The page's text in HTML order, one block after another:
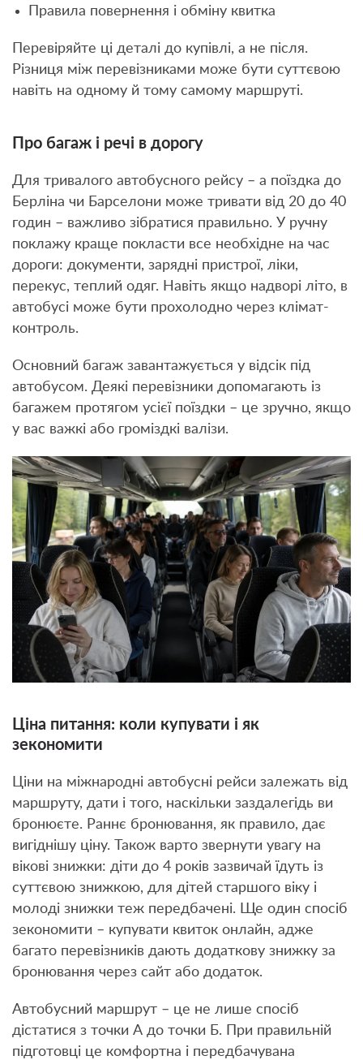
Правила повернення і обміну квитка
Перевіряйте ці деталі до купівлі, а не після.
Різниця між перевізниками може бути суттєвою
навіть на одному й тому самому маршруті.
Про багаж і речі в дорогу
Для тривалого автобусного рейсу – а поїздка до
Берліна чи Барселони може тривати від 20 до 40
годин – важливо зібратися правильно. У ручну
поклажу краще покласти все необхідне на час
дороги: документи, зарядні пристрої, ліки,
перекус, теплий одяг. Навіть якщо надворі літо, в
автобусі може бути прохолодно через клімат-
контроль.
Основний багаж завантажується у відсік під
автобусом. Деякі перевізники допомагають із
багажем протягом усієї поїздки – це зручно, якщо
у вас важкі або громіздкі валізи.
Ціна питання: коли купувати і як
зекономити
Ціни на міжнародні автобусні рейси залежать від
маршруту, дати і того, наскільки заздалегідь ви
бронюєте. Раннє бронювання, як правило, дає
вигіднішу ціну. Також варто звернути увагу на
вікові знижки: діти до 4 років зазвичай їдуть із
суттєвою знижкою, для дітей старшого віку і
молоді знижки теж передбачені. Ще один спосіб
зекономити – купувати квиток онлайн, адже
багато перевізників дають додаткову знижку за
бронювання через сайт або додаток.
Автобусний маршрут – це не лише спосіб
дістатися з точки А до точки Б. При правильній
підготовці це комфортна і передбачувана